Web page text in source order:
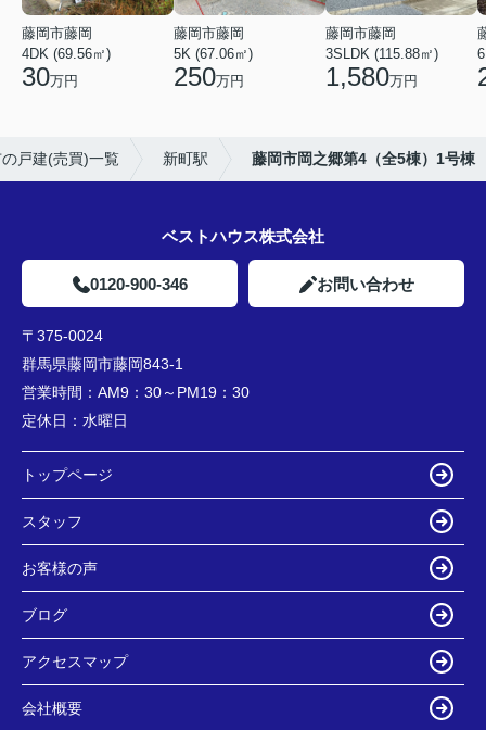
藤岡市藤岡
4DK (69.56㎡)
30万円
藤岡市藤岡
5K (67.06㎡)
250万円
藤岡市藤岡
3SLDK (115.88㎡)
1,580万円
戸建(売買)一覧 新町駅 藤岡市岡之郷第4（全5棟）1号棟
ベストハウス株式会社
0120-900-346 お問い合わせ
〒375-0024
群馬県藤岡市藤岡843-1
営業時間： AM9：30～PM19：30
定休日： 水曜日
トップページ
スタッフ
お客様の声
ブログ
アクセスマップ
会社概要